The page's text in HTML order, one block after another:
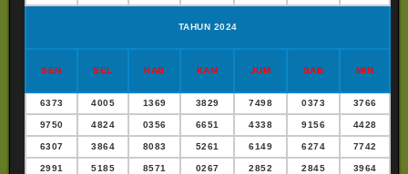
TAHUN 2024
SEN SEL RAB KAM JUM SAB MIN
6373 4005 1369 3829 7498 0373 3766
9750 4824 0356 6651 4338 9156 4428
6307 3864 8083 5261 6149 6274 7742
2991 5185 8571 0267 2852 2845 3964